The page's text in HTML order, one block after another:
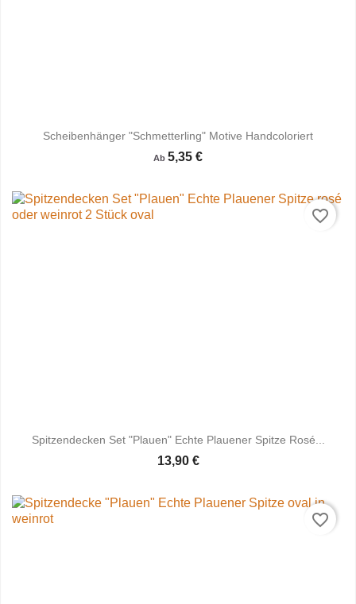
Scheibenhänger "Schmetterling" Motive Handcoloriert
Ab 5,35 €
Spitzendecken Set "Plauen" Echte Plauener Spitze Rosé...
13,90 €
favorite_border
favorite_border